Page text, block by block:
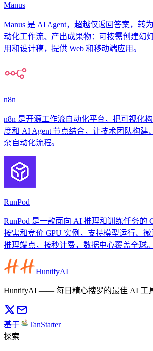
Manus
Manus 是 AI Agent，超越仅返回答案，转
动化工作流、产出成果物：可按需创建幻
用和设计稿，提供 Web 和移动端应用。
n8n
n8n 是开源工作流自动化平台，把可视化
度和 AI Agent 节点结合，让技术团队构建
杂自动化流程。
RunPod
RunPod 是一款面向 AI 推理和训练任务的
按需和竞价 GPU 实例，支持模型运行、
推理端点，按秒计费，数据中心覆盖全球。
HuntifyAI
HuntifyAI —— 每日精心搜罗的最佳 AI 工具
基于
TanStarter
探索